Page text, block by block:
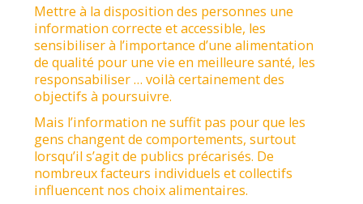
Mettre à la disposition des personnes une
information correcte et accessible, les
sensibiliser à l’importance d’une alimentation
de qualité pour une vie en meilleure santé, les
responsabiliser … voilà certainement des
objectifs à poursuivre.
Mais l’information ne suffit pas pour que les
gens changent de comportements, surtout
lorsqu’il s’agit de publics précarisés. De
nombreux facteurs individuels et collectifs
influencent nos choix alimentaires.